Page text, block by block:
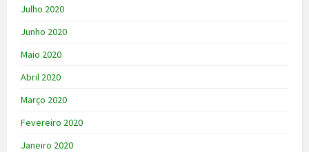
Julho 2020
Junho 2020
Maio 2020
Abril 2020
Março 2020
Fevereiro 2020
Janeiro 2020